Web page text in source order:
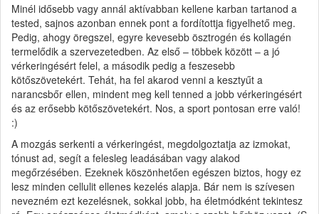
Minél idősebb vagy annál aktívabban kellene karban tartanod a
tested, sajnos azonban ennek pont a fordítottja figyelhető meg.
Pedig, ahogy öregszel, egyre kevesebb ösztrogén és kollagén
termelődik a szervezetedben. Az első – többek között – a jó
vérkeringésért felel, a második pedig a feszesebb
kötőszövetekért. Tehát, ha fel akarod venni a kesztyűt a
narancsbőr ellen, mindent meg kell tenned a jobb vérkeringésért
és az erősebb kötőszövetekért. Nos, a sport pontosan erre való!
:)
A mozgás serkenti a vérkeringést, megdolgoztatja az izmokat,
tónust ad, segít a felesleg leadásában vagy alakod
megőrzésében. Ezeknek köszönhetően egészen biztos, hogy ez
lesz minden cellulit ellenes kezelés alapja. Bár nem is szívesen
nevezném ezt kezelésnek, sokkal jobb, ha életmódként tekintesz